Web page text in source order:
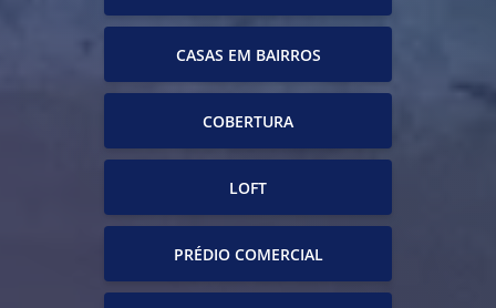
CASAS EM BAIRROS
COBERTURA
LOFT
PRÉDIO COMERCIAL